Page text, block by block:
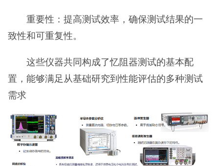
重要性：提高测试效率，确保测试结果的一
致性和可重复性。
这些仪器共同构成了忆阻器测试的基本配
置，能够满足从基础研究到性能评估的多种测试
需求